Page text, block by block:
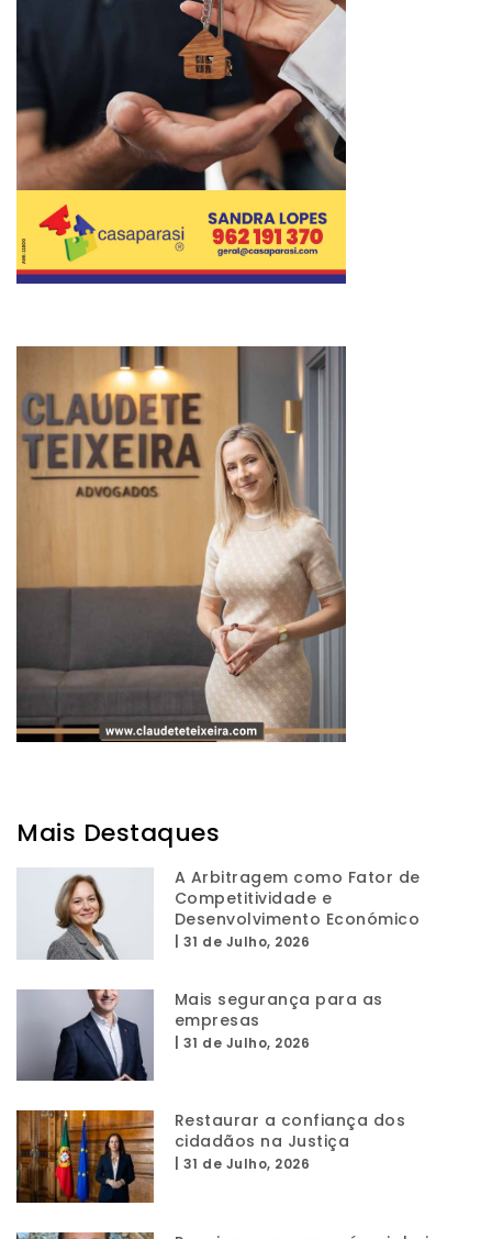
Mais Destaques
A Arbitragem como Fator de
Competitividade e
Desenvolvimento Económico
31 de Julho, 2026
Mais segurança para as
empresas
31 de Julho, 2026
Restaurar a confiança dos
cidadãos na Justiça
31 de Julho, 2026